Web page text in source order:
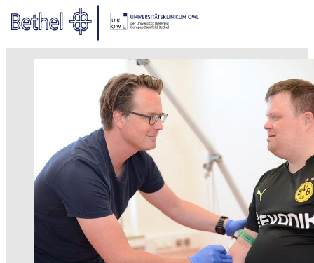
Zum Hauptinhalt springen
Zur Fußzeile springen
Bethel - Behandlung im MZEB